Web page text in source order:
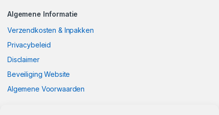
Algemene Informatie
Verzendkosten & Inpakken
Privacybeleid
Disclaimer
Beveiliging Website
Algemene Voorwaarden